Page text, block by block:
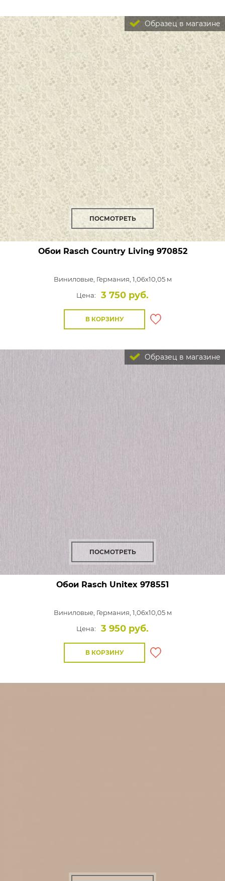
Образец в магазине
ПОСМОТРЕТЬ
Обои Rasch Country Living 970852
Виниловые, Германия, 1,06x10,05 м
Цена:
3 750 руб.
В КОРЗИНУ
Образец в магазине
ПОСМОТРЕТЬ
Обои Rasch Unitex 978551
Виниловые, Германия, 1,06x10,05 м
Цена:
3 950 руб.
В КОРЗИНУ